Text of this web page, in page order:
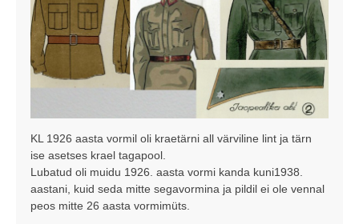
KL 1926 aasta vormil oli kraetärni all värviline lint ja tärn
ise asetses krael tagapool.
Lubatud oli muidu 1926. aasta vormi kanda kuni1938.
aastani, kuid seda mitte segavormina ja pildil ei ole vennal
peos mitte 26 aasta vormimüts.